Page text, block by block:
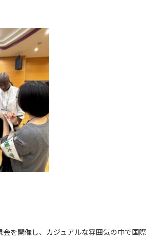
会を開催し、カジュアルな雰囲気の中で国際